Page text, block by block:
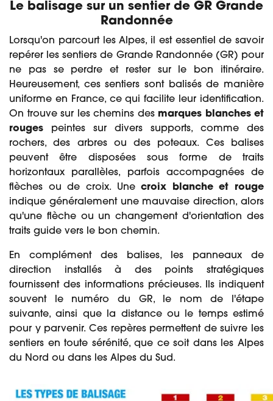
Le balisage sur un sentier de GR Grande
Randonnée
Lorsqu'on parcourt les Alpes, il est essentiel de savoir
repérer les sentiers de Grande Randonnée (GR) pour
ne pas se perdre et rester sur le bon itinéraire.
Heureusement, ces sentiers sont balisés de manière
uniforme en France, ce qui facilite leur identification.
On trouve sur les chemins des marques blanches et
rouges peintes sur divers supports, comme des
rochers, des arbres ou des poteaux. Ces balises
peuvent être disposées sous forme de traits
horizontaux parallèles, parfois accompagnées de
flèches ou de croix. Unecroix blanche et rouge
indique généralement une mauvaise direction, alors
qu'une flèche ou un changement d'orientation des
traits guide vers le bon chemin.
En complément des balises, les panneaux de
direction installés à des points stratégiques
fournissent des informations précieuses. Ils indiquent
souvent le numéro du GR, le nom de l'étape
suivante, ainsi que la distance ou le temps estimé
pour y parvenir. Ces repères permettent de suivre les
sentiers en toute sérénité, que ce soit dans les Alpes
du Nord ou dans les Alpes du Sud.